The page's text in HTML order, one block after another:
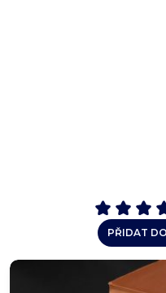
PŘIDAT